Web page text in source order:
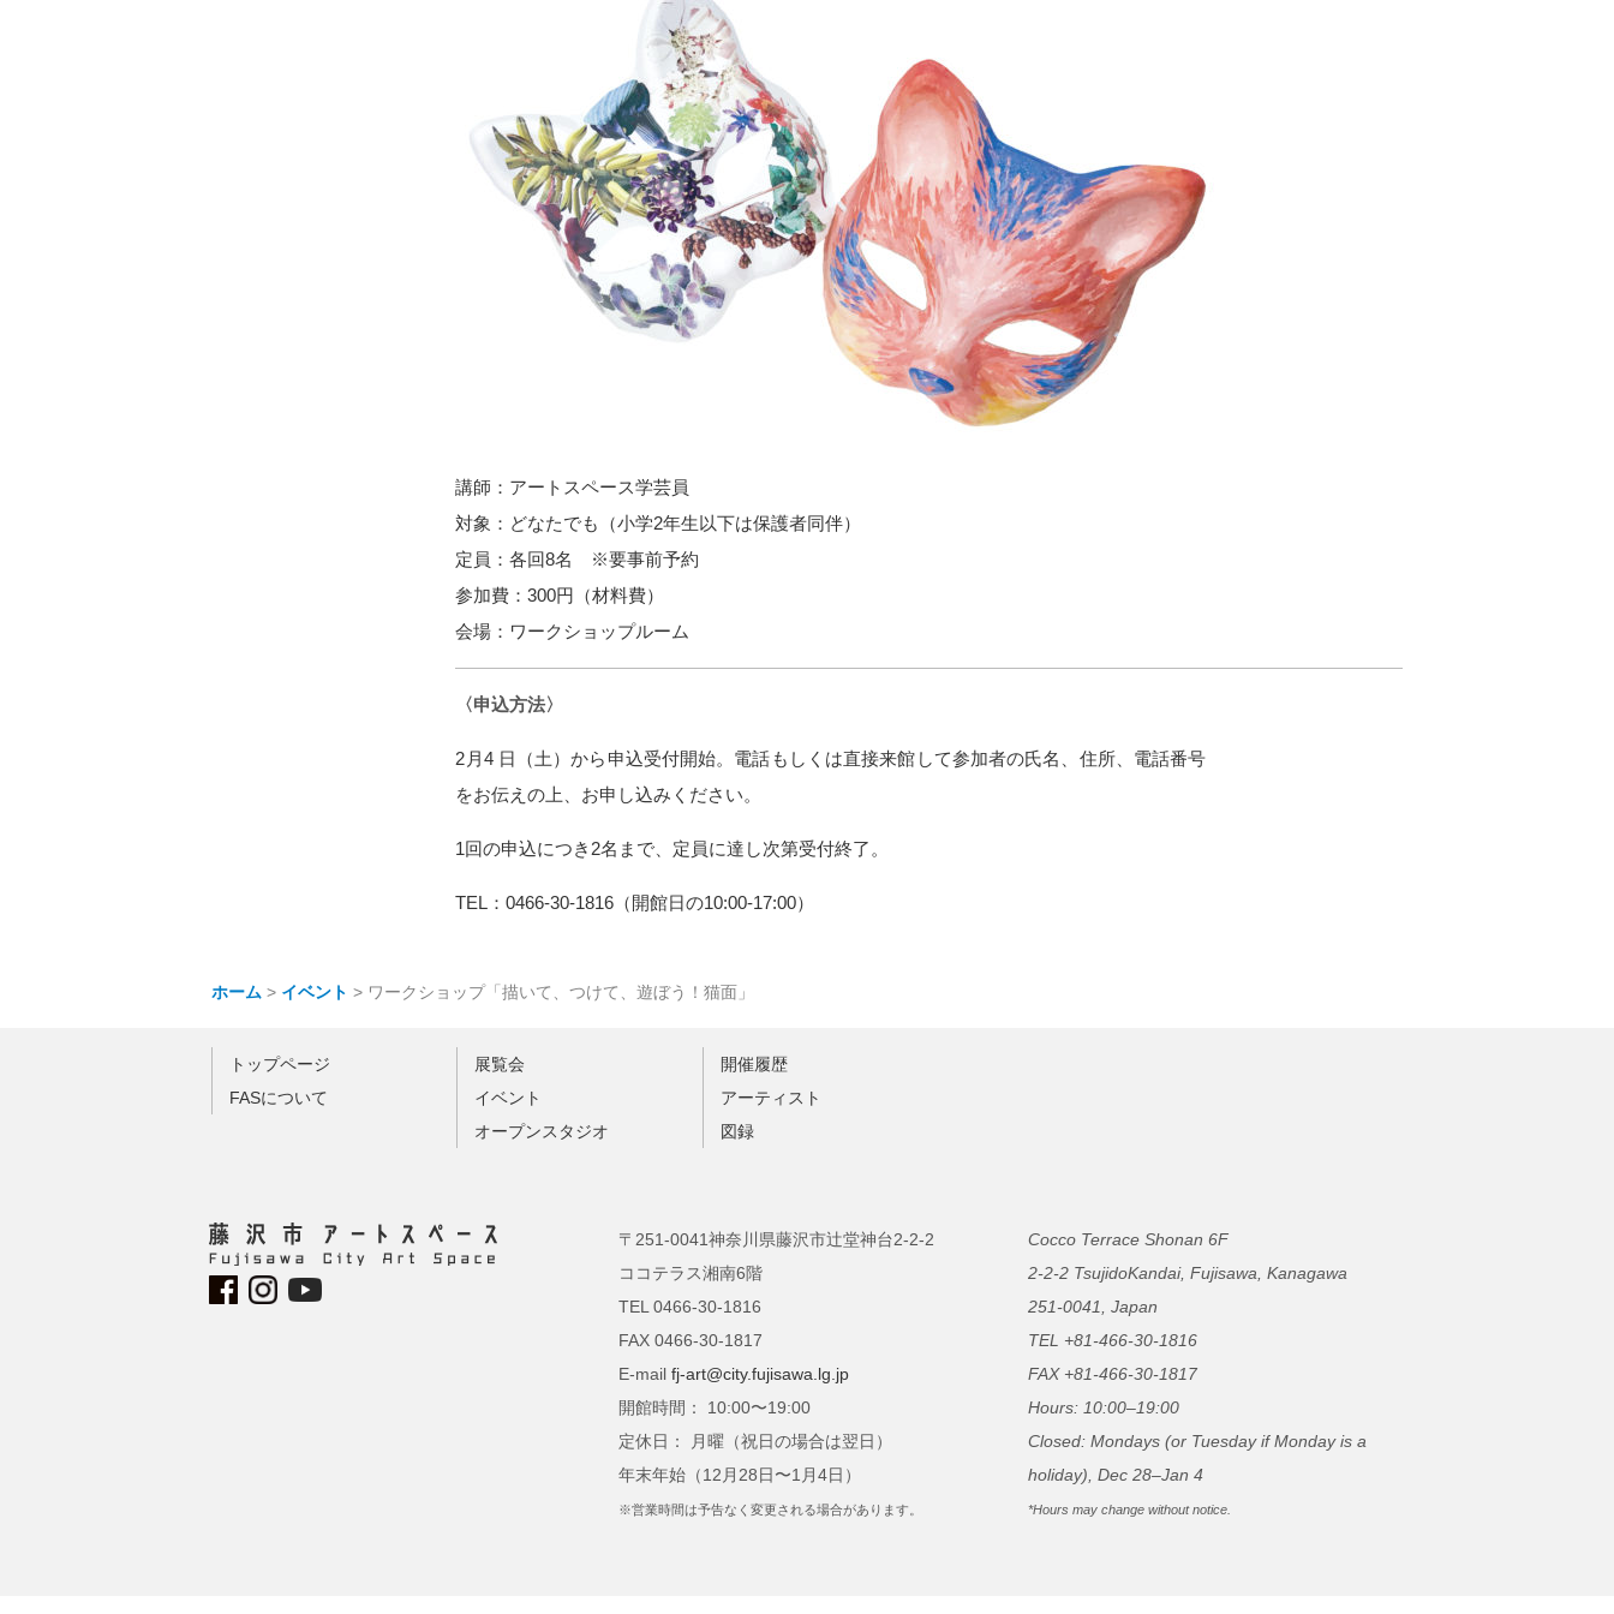
講師：アートスペース学芸員
対象：どなたでも（小学2年生以下は保護者同伴）
定員：各回8名 ※要事前予約
参加費：300円（材料費）
会場：ワークショップルーム
〈申込方法〉
2月4 日（土）から申込受付開始。電話もしくは直接来館して参加者の氏名、住所、電話番号
をお伝えの上、お申し込みください。
1回の申込につき2名まで、定員に達し次第受付終了。
TEL：0466-30-1816（開館日の10:00-17:00）
ホーム > イベント > ワークショップ「描いて、つけて、遊ぼう！猫面」
トップページ
FASについて
展覧会
イベント
オープンスタジオ
開催履歴
アーティスト
図録
〒251-0041神奈川県藤沢市辻堂神台2-2-2
ココテラス湘南6階
TEL 0466-30-1816
FAX 0466-30-1817
E-mail fj-art@city.fujisawa.lg.jp
開館時間： 10:00〜19:00
定休日： 月曜（祝日の場合は翌日）
年末年始（12月28日〜1月4日）
※営業時間は予告なく変更される場合があります。
Cocco Terrace Shonan 6F
2-2-2 TsujidoKandai, Fujisawa, Kanagawa
251-0041, Japan
TEL +81-466-30-1816
FAX +81-466-30-1817
Hours: 10:00–19:00
Closed: Mondays (or Tuesday if Monday is a
holiday), Dec 28–Jan 4
*Hours may change without notice.